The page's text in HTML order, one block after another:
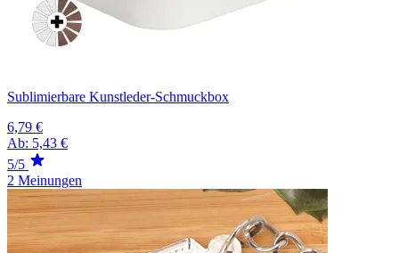
Sublimierbare Kunstleder-Schmuckbox
6,79 €
Ab: 5,43 €
5/5
2 Meinungen